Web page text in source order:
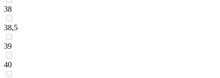
38
38,5
39
40